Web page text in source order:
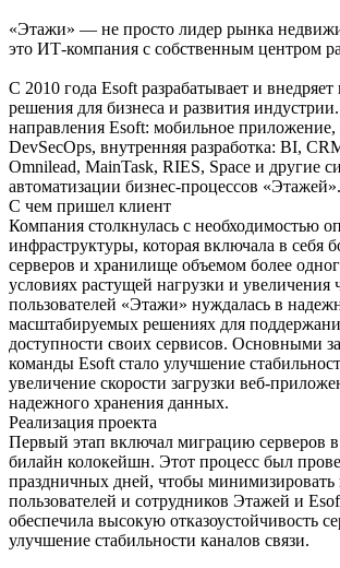
«Этажи» — не просто лидер рынка
это ИТ-компания с собственным центром
С 2010 года Esoft разрабатывает и
решения для бизнеса и развития
направления Esoft: мобильное приложение,
DevSecOps, внутренняя разработка: BI,
Omnilead, MainTask, RIES, Space и другие
автоматизации бизнес-процессов «Этажей».
С чем пришел клиент
Компания столкнулась с необходимостью
инфраструктуры, которая включала в себя
серверов и хранилище объемом более
условиях растущей нагрузки и увеличения
пользователей «Этажи» нуждалась в
масштабируемых решениях для
доступности своих сервисов. Основными
команды Esoft стало улучшение
увеличение скорости загрузки веб-
надежного хранения данных.
Реализация проекта
Первый этап включал миграцию серверов в
билайн колокейшн. Этот процесс был
праздничных дней, чтобы минимизировать
пользователей и сотрудников Этажей и
обеспечила высокую отказоустойчивость
улучшение стабильности каналов связи.